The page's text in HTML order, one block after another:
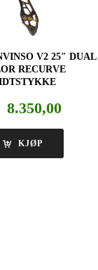
V2 25″ DUAL
RECURVE
8.350,00
KJØP